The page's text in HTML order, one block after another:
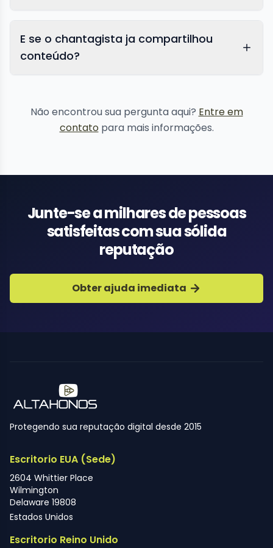
E se o chantagista ja compartilhou
conteúdo?
Não encontrou sua pergunta aqui? Entre em
contato para mais informações.
Junte-se a milhares de pessoas
satisfeitas com sua sólida
reputação
Obter ajuda imediata
Protegendo sua reputação digital desde 2015
Escritorio EUA (Sede)
2604 Whittier Place
Wilmington
Delaware 19808
Estados Unidos
Escritorio Reino Unido